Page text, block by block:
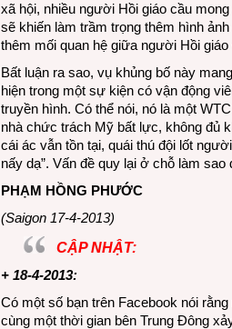
xã hội, nhiều người Hồi giáo cầu
sẽ khiến làm trầm trọng thêm hình
thêm mối quan hệ giữa người Hồi
Bất luận ra sao, vụ khủng bố này
hiện trong một sự kiện có vận động
truyền hình. Có thể nói, nó là một
nhà chức trách Mỹ bất lực, không đủ
cái ác vẫn tồn tại, quái thú đội lốt
nấy dạ”. Vấn đề quy lại ở chỗ làm
PHẠM HỒNG PHƯỚC
(Saigon 17-4-2013)
CẬP NHẬT:
+ 18-4-2013:
Có một số bạn trên Facebook nói
cùng một thời gian bên Trung Đông